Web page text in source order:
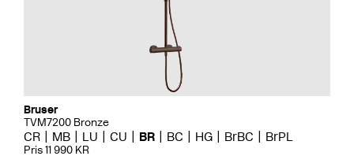
Bruser
TVM7200 Bronze
CR MB LU CU BR BC HG BrBC BrPL
Pris 11 990 KR